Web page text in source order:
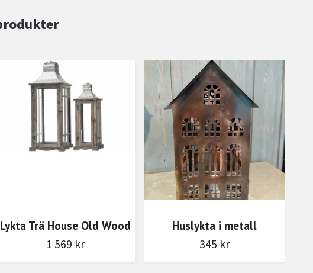
Lykta Trä House Old Wood
1 569 kr
Huslykta i metall
345 kr